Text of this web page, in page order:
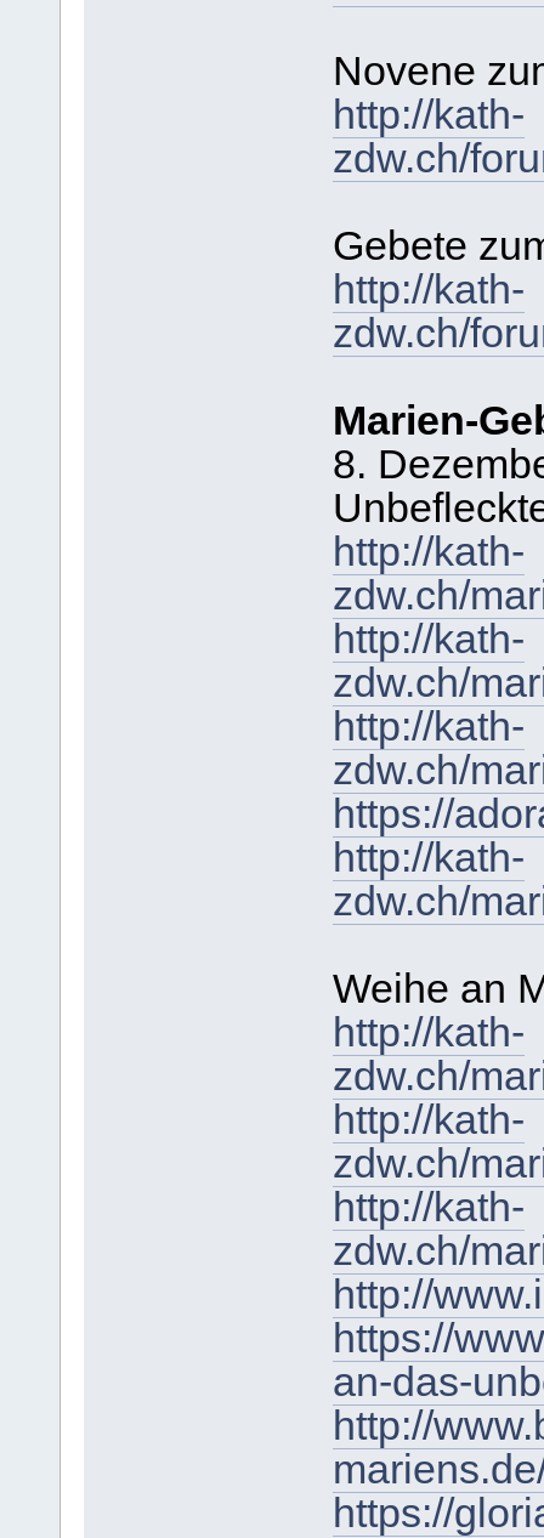
Novene
http://kath-
zdw.ch/
Gebete
http://kath-
zdw.ch/
Marien-
8.
http://kath-
zdw.ch/
http://kath-
zdw.ch/
http://kath-
zdw.ch/
https://
http://kath-
zdw.ch/
Weihe an
http://kath-
zdw.ch/
http://kath-
zdw.ch/
http://kath-
zdw.ch/
http://
https://
an-das-
http://
https://